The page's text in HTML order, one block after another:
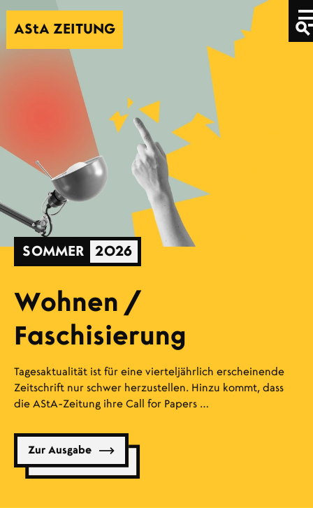
Direkt zum Inhalt
AStA ZEITUNG
SOMMER 2026
Wohnen /
Faschisierung
Tagesaktualität ist für eine vierteljährlich erscheinende
Zeitschrift nur schwer herzustellen. Hinzu kommt, dass
die AStA-Zeitung ihre Call for Papers …
Zur Ausgabe